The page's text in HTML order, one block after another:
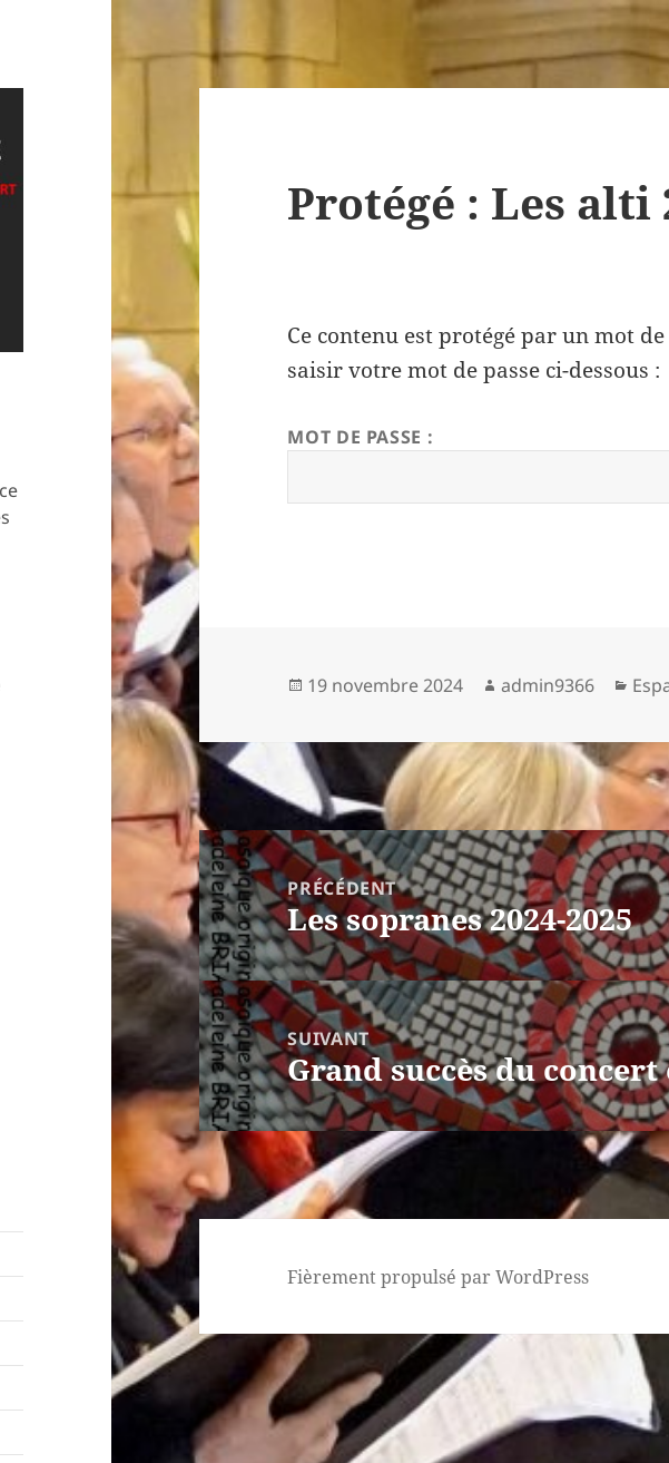
Protégé : Les alti
Ce contenu est protégé par un mot
saisir votre mot de passe ci-dessous :
MOT DE PASSE :
Publié
19 novembre 2024 Auteur
admin9366
Navigation
de
l’article
PRÉCÉDENT
Article
précédent :
Les sopranes 2024-2025
SUIVANT
Article
suivant :
Grand succès du
Fièrement propulsé par WordPress